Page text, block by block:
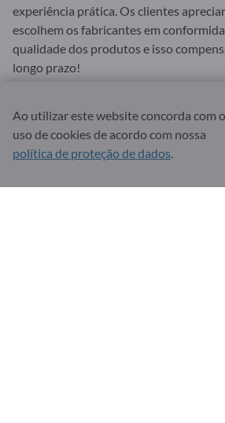
experiência prática. Os clientes
escolhem os fabricantes em
qualidade dos produtos e isso
longo prazo!
Ao utilizar este website concorda com o
uso de cookies de acordo com nossa
política de proteção de dados.